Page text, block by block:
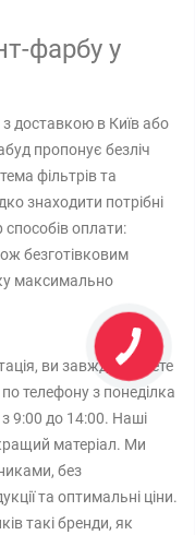
фарбу у
доставкою в Київ або
пропонує безліч
фільтрів та
знаходити потрібні
оплати:
безготівковим
максимально
ви завжди можете
телефону з понеділка
9:00 до 14:00. Наші
матеріал. Ми
без
та оптимальні ціни.
такі бренди, як